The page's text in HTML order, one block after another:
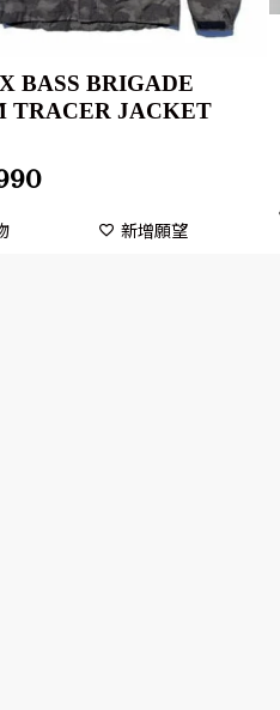
BASS BRIGADE
TRACER JACKET
新增願望